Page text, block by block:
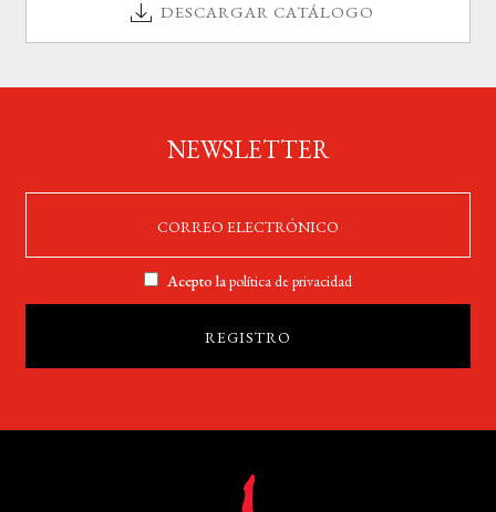
DESCARGAR CATÁLOGO
NEWSLETTER
Acepto lapolítica de privacidad